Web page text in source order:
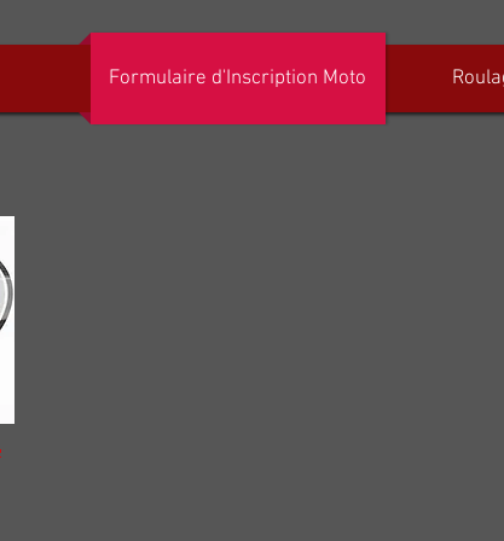
Formulaire d'Inscription Moto